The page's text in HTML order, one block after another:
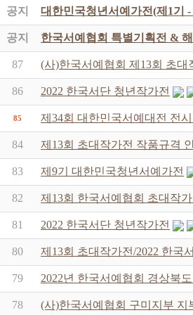
공지 대한민국청년서예가전(제1기
공지 한국서예협회 특별기획전 &
87 (사)한국서예협회 제13회 초대
86 2022 한국서단 청년작가전
85 제34회 대한민국서예대전 전
84 제13회 초대작가전 작품규격
83 제9기 대한민국청년서예가전
82 제13회 한국서예협회 초대작가
81 2022 한국서단 청년작가전
80 제13회 초대작가전/2022 한국
79 2022년 한국서예협회 경상북
78 (사)한국서예협회 구미지부 지